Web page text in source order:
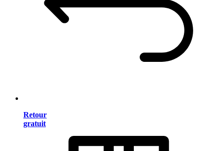
Retour
gratuit